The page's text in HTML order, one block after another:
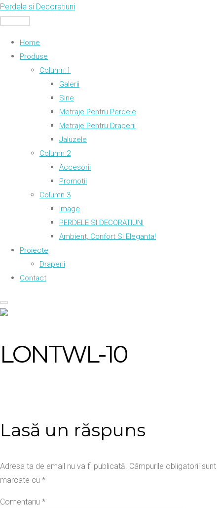
Skip
to
Perdele si Decoratiuni
Home
Produse
Column 1
Galerii
Sine
Metraje Pentru Perdele
Metraje Pentru Draperii
Jaluzele
Column 2
Accesorii
Promotii
Column 3
Image
PERDELE SI DECORATIUNI
Ambient, Confort Si Eleganta!
Proiecte
Draperii
Contact
LONTWL-10
Lasă un răspuns
Adresa ta de email nu va fi publicată. Câmpurile obligatorii sunt
marcate cu *
Comentariu *